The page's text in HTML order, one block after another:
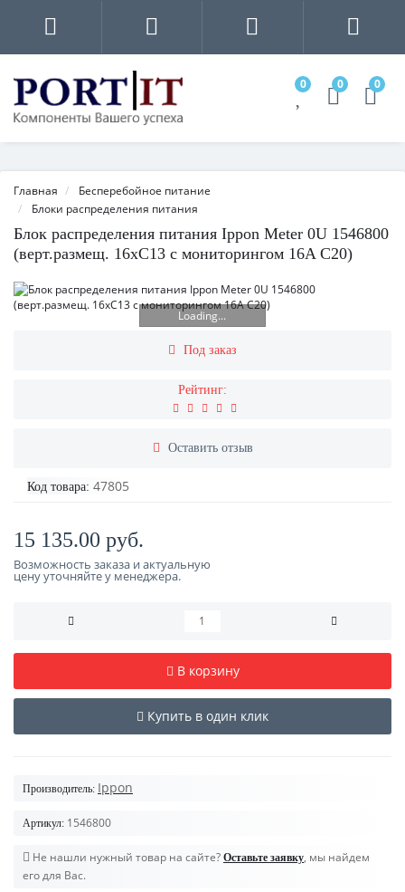
0 0 0
Главная
Бесперебойное питание
Блоки распределения питания
Блок распределения питания Ippon Meter 0U 1546800
(верт.размещ. 16xC13 с мониторингом 16A C20)
Loading...
Под заказ
Рейтинг:
Оставить отзыв
Код товара: 47805
15 135.00 руб.
Возможность заказа и актуальную
цену уточняйте у менеджера.
В корзину
Купить в один клик
Производитель: Ippon
Артикул: 1546800
Не нашли нужный товар на сайте? Оставьте заявку, мы найдем
его для Вас.